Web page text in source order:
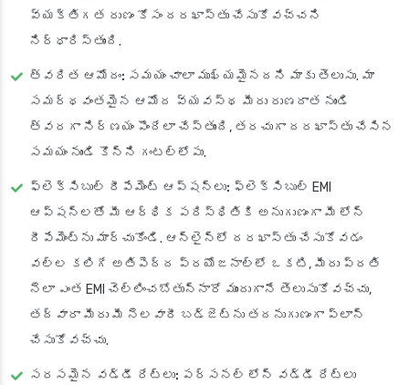
వ్యక్తిగత రుణం కోసం దరఖాస్తు చేసుకోవచ్చని
నిర్ధారిస్తుంది.
త్వరిత ఆమోదం: సమయం చాలా ముఖ్యమైనదని మాకు తెలుసు. మా
సమర్థవంతమైన ఆమోద వ్యవస్థ మీరు రుణదాత నుండి
త్వరగా నిర్ణయం పొందేలా చేస్తుంది, తరచుగా దరఖాస్తు చేసిన
సమయం నుండి కొన్ని గంటల్లోపు.
ఫ్లెక్సిబుల్ రీపేమెంట్ ఆప్షన్లు: ఫ్లెక్సిబుల్ EMI
ఆప్షన్లతో మీ ఆర్థిక పరిస్థితికి అనుగుణంగా మీ లోన్
రీపేమెంట్‌ను మార్చుకోండి. ఆన్‌లైన్‌లో దరఖాస్తు చేసుకోవడం
వల్ల కలిగే అతిపెద్ద ప్రయోజనాల్లో ఒకటి, మీరు ప్రతి
నెలా ఎంత EMI చెల్లించబోతున్నారో ముందుగానే తెలుసుకోవచ్చు,
తద్వారా మీరు మీ నెలవారీ బడ్జెట్‌ను తదనుగుణంగా ప్లాన్
చేసుకోవచ్చు.
సరసమైన వడ్డీ రేట్లు: పర్సనల్ లోన్ వడ్డీ రేట్లు